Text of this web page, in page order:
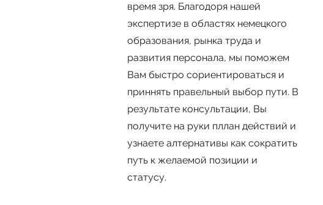
время зря. Благодоря нашей
экспертизе в областях немецкого
образования, рынка труда и
развития персонала, мы поможем
Вам быстро сориентироваться и
приннять правельный выбор пути. В
результате консультации, Вы
получите на руки пллан действий и
узнаете алтернативы как сократить
путь к желаемой позиции и
статусу.